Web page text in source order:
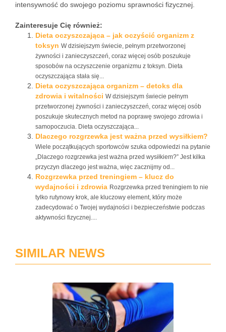
intensywność do swojego poziomu sprawności fizycznej.
Zainteresuje Cię również:
Dieta oczyszczająca – jak oczyścić organizm z
toksyn W dzisiejszym świecie, pełnym przetworzonej
żywności i zanieczyszczeń, coraz więcej osób poszukuje
sposobów na oczyszczenie organizmu z toksyn. Dieta
oczyszczająca stała się...
Dieta oczyszczająca organizm – detoks dla
zdrowia i witalności W dzisiejszym świecie pełnym
przetworzonej żywności i zanieczyszczeń, coraz więcej osób
poszukuje skutecznych metod na poprawę swojego zdrowia i
samopoczucia. Dieta oczyszczająca...
Dlaczego rozgrzewka jest ważna przed wysiłkiem?
Wiele początkujących sportowców szuka odpowiedzi na pytanie
„Dlaczego rozgrzewka jest ważna przed wysiłkiem?” Jest kilka
przyczyn dlaczego jest ważna, więc zacznijmy od...
Rozgrzewka przed treningiem – klucz do
wydajności i zdrowia Rozgrzewka przed treningiem to nie
tylko rutynowy krok, ale kluczowy element, który może
zadecydować o Twojej wydajności i bezpieczeństwie podczas
aktywności fizycznej....
SIMILAR NEWS